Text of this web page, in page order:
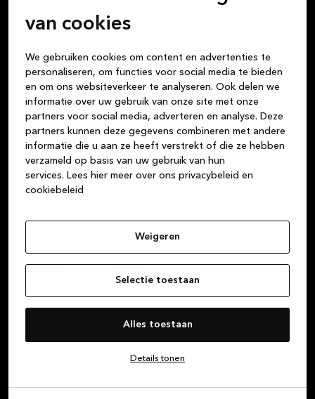
van cookies
We gebruiken cookies om content en advertenties te
personaliseren, om functies voor social media te bieden
en om ons websiteverkeer te analyseren. Ook delen we
informatie over uw gebruik van onze site met onze
partners voor social media, adverteren en analyse. Deze
partners kunnen deze gegevens combineren met andere
informatie die u aan ze heeft verstrekt of die ze hebben
verzameld op basis van uw gebruik van hun
services. Lees hier meer over ons privacybeleid en
cookiebeleid
Weigeren
Selectie toestaan
Alles toestaan
Details tonen
het centrum van je leven. Wij zijn je betrouwbare
designproducten in duurzame materialen, of je nu op
zoek bent naar een keuken, badkamer of maatkast.
Wij streven er altijd naar om een fantastische
klantenservice te bieden, vanaf het moment dat je
een van onze winkels binnenstapt tot het moment
dat je thuis je nieuwe keuken, badkamer of maatkast
kunt bewonderen.
Over Kvik
Inloggen op MyKvik